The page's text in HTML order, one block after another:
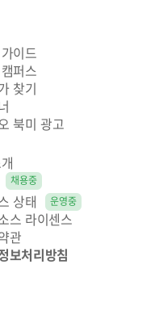
이드
퍼스
찾기
북미 광고
채용중
상태 운영중
스 라이센스
관
보처리방침